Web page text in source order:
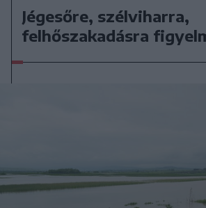
Jégesőre, szélviharra,
felhőszakadásra